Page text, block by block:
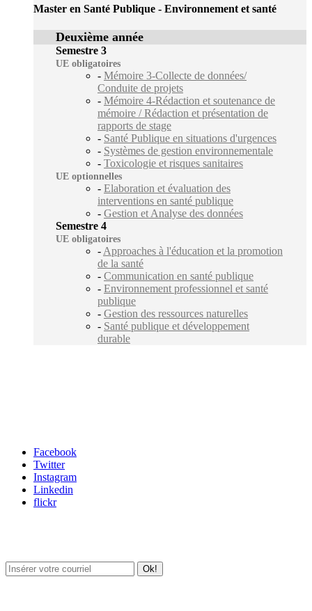
Master en Santé Publique - Environnement et santé
Deuxième année
Semestre 3
UE obligatoires
- Mémoire 3-Collecte de données/
Conduite de projets
- Mémoire 4-Rédaction et soutenance de
mémoire / Rédaction et présentation de
rapports de stage
- Santé Publique en situations d'urgences
- Systèmes de gestion environnementale
- Toxicologie et risques sanitaires
UE optionnelles
- Elaboration et évaluation des
interventions en santé publique
- Gestion et Analyse des données
Semestre 4
UE obligatoires
- Approaches à l'éducation et la promotion
de la santé
- Communication en santé publique
- Environnement professionnel et santé
publique
- Gestion des ressources naturelles
- Santé publique et développement
durable
Facebook
Twitter
Instagram
Linkedin
flickr